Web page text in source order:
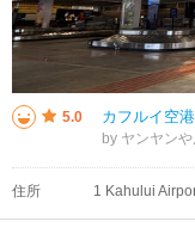
5.0
by ヤンヤンや
住所 1 Kahului